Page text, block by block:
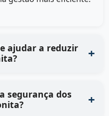
ajudar a reduzir
segurança dos